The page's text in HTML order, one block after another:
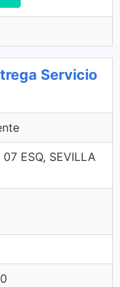
Servicio
ESQ, SEVILLA